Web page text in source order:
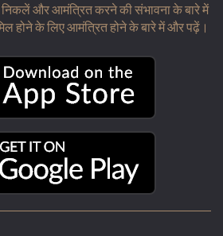
निकलें और आमंत्रित करने की संभावना के बारे में
होने के लिए आमंत्रित होने के बारे में और पढ़ें।